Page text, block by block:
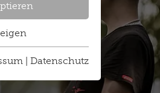
Datenschutz